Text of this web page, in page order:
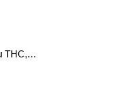
THC,…